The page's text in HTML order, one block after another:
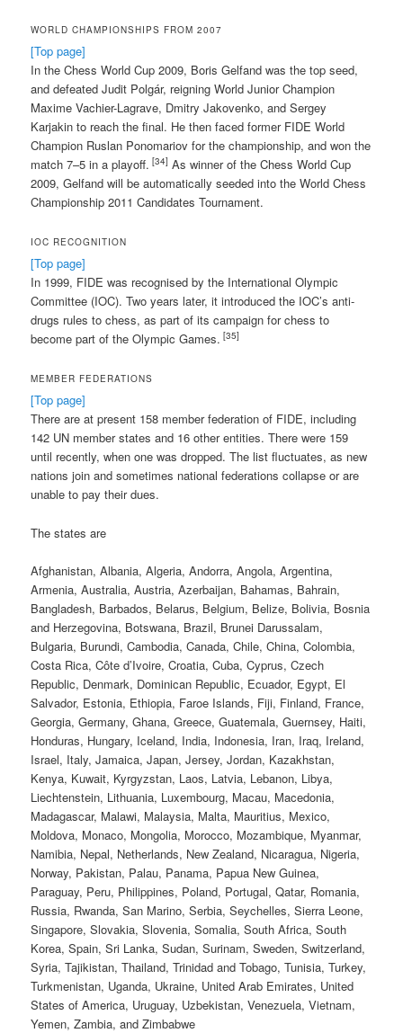
WORLD CHAMPIONSHIPS FROM 2007
[Top page]
In the Chess World Cup 2009, Boris Gelfand was the top seed,
and defeated Judit Polgár, reigning World Junior Champion
Maxime Vachier-Lagrave, Dmitry Jakovenko, and Sergey
Karjakin to reach the final. He then faced former FIDE World
Champion Ruslan Ponomariov for the championship, and won the
match 7–5 in a playoff. [34] As winner of the Chess World Cup
2009, Gelfand will be automatically seeded into the World Chess
Championship 2011 Candidates Tournament.
IOC RECOGNITION
[Top page]
In 1999, FIDE was recognised by the International Olympic
Committee (IOC). Two years later, it introduced the IOC’s anti-
drugs rules to chess, as part of its campaign for chess to
become part of the Olympic Games. [35]
MEMBER FEDERATIONS
[Top page]
There are at present 158 member federation of FIDE, including
142 UN member states and 16 other entities. There were 159
until recently, when one was dropped. The list fluctuates, as new
nations join and sometimes national federations collapse or are
unable to pay their dues.
The states are
Afghanistan, Albania, Algeria, Andorra, Angola, Argentina,
Armenia, Australia, Austria, Azerbaijan, Bahamas, Bahrain,
Bangladesh, Barbados, Belarus, Belgium, Belize, Bolivia, Bosnia
and Herzegovina, Botswana, Brazil, Brunei Darussalam,
Bulgaria, Burundi, Cambodia, Canada, Chile, China, Colombia,
Costa Rica, Côte d’Ivoire, Croatia, Cuba, Cyprus, Czech
Republic, Denmark, Dominican Republic, Ecuador, Egypt, El
Salvador, Estonia, Ethiopia, Faroe Islands, Fiji, Finland, France,
Georgia, Germany, Ghana, Greece, Guatemala, Guernsey, Haiti,
Honduras, Hungary, Iceland, India, Indonesia, Iran, Iraq, Ireland,
Israel, Italy, Jamaica, Japan, Jersey, Jordan, Kazakhstan,
Kenya, Kuwait, Kyrgyzstan, Laos, Latvia, Lebanon, Libya,
Liechtenstein, Lithuania, Luxembourg, Macau, Macedonia,
Madagascar, Malawi, Malaysia, Malta, Mauritius, Mexico,
Moldova, Monaco, Mongolia, Morocco, Mozambique, Myanmar,
Namibia, Nepal, Netherlands, New Zealand, Nicaragua, Nigeria,
Norway, Pakistan, Palau, Panama, Papua New Guinea,
Paraguay, Peru, Philippines, Poland, Portugal, Qatar, Romania,
Russia, Rwanda, San Marino, Serbia, Seychelles, Sierra Leone,
Singapore, Slovakia, Slovenia, Somalia, South Africa, South
Korea, Spain, Sri Lanka, Sudan, Surinam, Sweden, Switzerland,
Syria, Tajikistan, Thailand, Trinidad and Tobago, Tunisia, Turkey,
Turkmenistan, Uganda, Ukraine, United Arab Emirates, United
States of America, Uruguay, Uzbekistan, Venezuela, Vietnam,
Yemen, Zambia, and Zimbabwe